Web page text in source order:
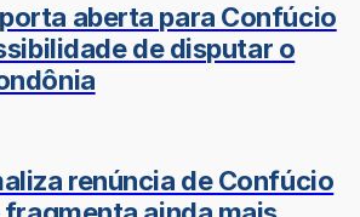
aberta para Confúcio
de disputar o
renúncia de Confúcio